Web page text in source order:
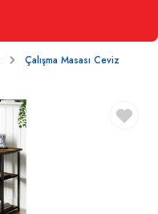
Çalışma Masası Ceviz